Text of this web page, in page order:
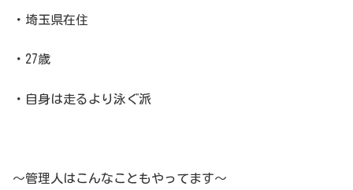
・埼玉県在住
・27歳
・自身は走るより泳ぐ派
～管理人はこんなこともやってます～